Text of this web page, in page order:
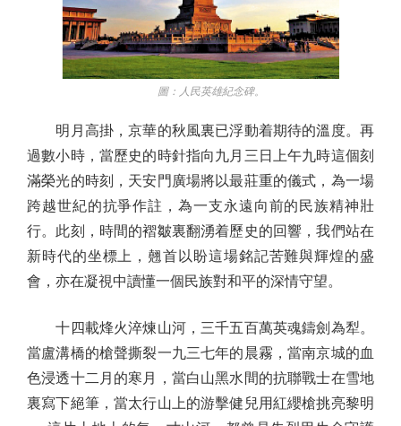
圖：人民英雄紀念碑。
明月高掛，京華的秋風裏已浮動着期待的溫度。再
過數小時，當歷史的時針指向九月三日上午九時這個刻
滿榮光的時刻，天安門廣場將以最莊重的儀式，為一場
跨越世紀的抗爭作註，為一支永遠向前的民族精神壯
行。此刻，時間的褶皺裏翻湧着歷史的回響，我們站在
新時代的坐標上，翹首以盼這場銘記苦難與輝煌的盛
會，亦在凝視中讀懂一個民族對和平的深情守望。
十四載烽火淬煉山河，三千五百萬英魂鑄劍為犁。
當盧溝橋的槍聲撕裂一九三七年的晨霧，當南京城的血
色浸透十二月的寒月，當白山黑水間的抗聯戰士在雪地
裏寫下絕筆，當太行山上的游擊健兒用紅纓槍挑亮黎明